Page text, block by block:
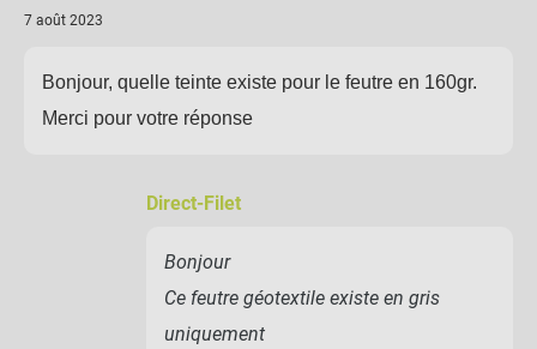
7 août 2023
Bonjour, quelle teinte existe pour le feutre en 160gr.
Merci pour votre réponse
Direct-Filet
Bonjour
Ce feutre géotextile existe en gris
uniquement